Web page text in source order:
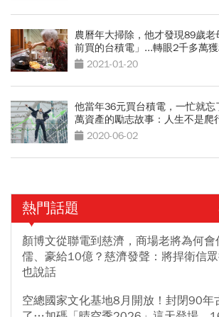
農曆年大掃除，他才發現89歲
前買的台積電」...轉眼2千多萬
2021-01-20
他當年36元買台積電，一忙就
萬資產的勵志故事：人生不是爬
2020-06-02
熱門話題
顏博文從聯電到慈濟，商場老將為何會
儒、豪給10億？慈濟發聲：將捍衛信
也說話
空總國家文化基地8月開放！封閉90年